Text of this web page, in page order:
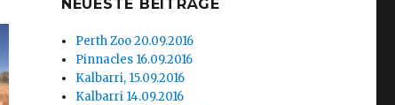
NEUESTE BEITRÄGE
Perth Zoo 20.09.2016
Pinnacles 16.09.2016
Kalbarri, 15.09.2016
Kalbarri 14.09.2016